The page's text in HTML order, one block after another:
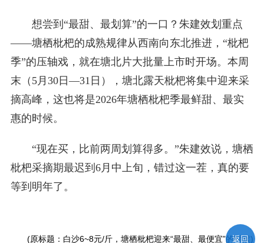
想尝到“最甜、最划算”的一口？朱建效划重点
——塘栖枇杷的成熟规律从西南向东北推进，“枇杷
季”的压轴戏，就在塘北片大批量上市时开场。本周
末（5月30日—31日），塘北露天枇杷将集中迎来采
摘高峰，这也将是2026年塘栖枇杷季最鲜甜、最实
惠的时候。
“现在买，比前两周划算得多。”朱建效说，塘栖
枇杷采摘期最迟到6月中上旬，错过这一茬，真的要
等到明年了。
(原标题：白沙6~8元/斤，塘栖枇杷迎来“最甜、最便宜”的时候)
返回